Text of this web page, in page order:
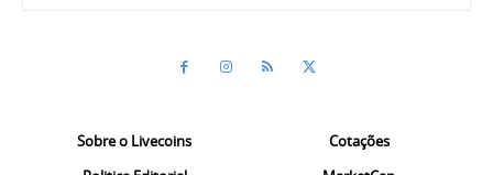
Sobre o Livecoins
Cotações